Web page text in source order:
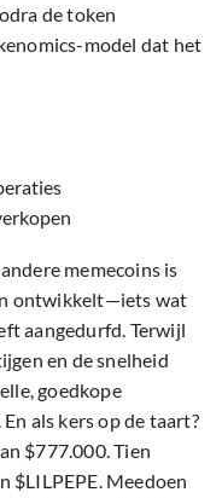
de token
model dat het
memecoins is
ontwikkelt—iets wat
aangedurfd. Terwijl
en de snelheid
goedkope
als kers op de taart?
$777.000. Tien
$LILPEPE. Meedoen